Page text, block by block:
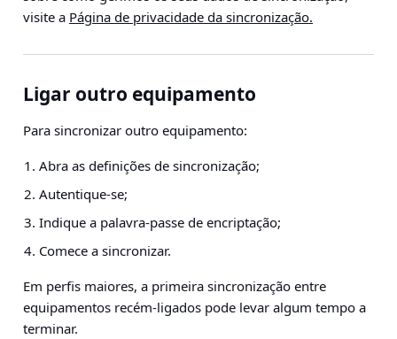
visite a Página de privacidade da sincronização.
Ligar outro equipamento
Para sincronizar outro equipamento:
Abra as definições de sincronização;
Autentique-se;
Indique a palavra-passe de encriptação;
Comece a sincronizar.
Em perfis maiores, a primeira sincronização entre
equipamentos recém-ligados pode levar algum tempo a
terminar.